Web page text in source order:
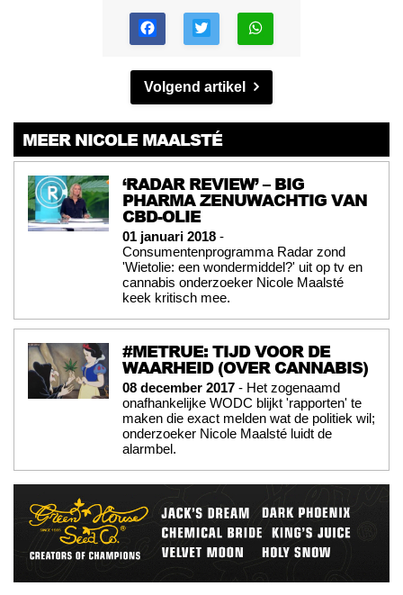
Volgend artikel
MEER NICOLE MAALSTÉ
‘RADAR REVIEW’ – BIG
PHARMA ZENUWACHTIG VAN
CBD-OLIE
01 januari 2018 -
Consumentenprogramma Radar zond
'Wietolie: een wondermiddel?' uit op tv en
cannabis onderzoeker Nicole Maalsté
keek kritisch mee.
#METRUE: TIJD VOOR DE
WAARHEID (OVER CANNABIS)
08 december 2017 - Het zogenaamd
onafhankelijke WODC blijkt 'rapporten' te
maken die exact melden wat de politiek wil;
onderzoeker Nicole Maalsté luidt de
alarmbel.